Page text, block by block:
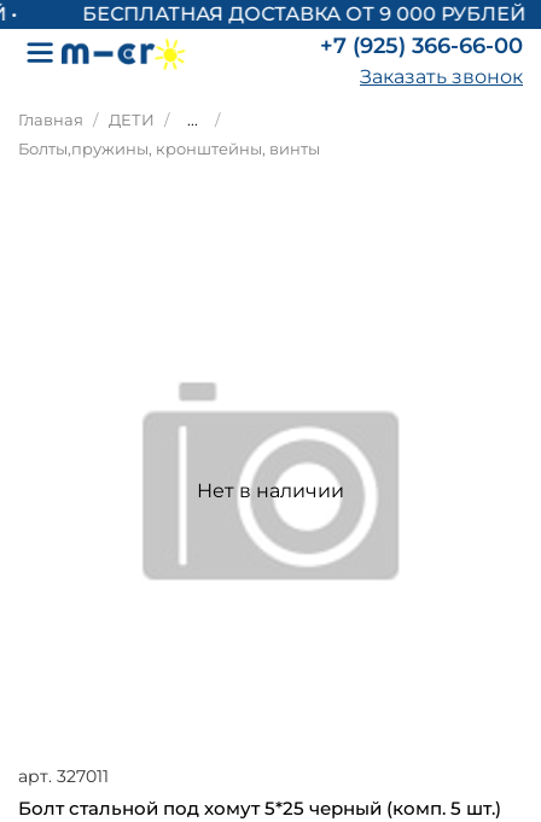
БЕСПЛАТНАЯ ДОСТАВКА ОТ 9 000 РУБЛЕЙ
+7 (925) 366-66-00
Заказать звонок
Главная ДЕТИ
...
Болты,пружины, кронштейны, винты
Нет в наличии
арт. 327011
Болт стальной под хомут 5*25 черный (комп. 5 шт.)